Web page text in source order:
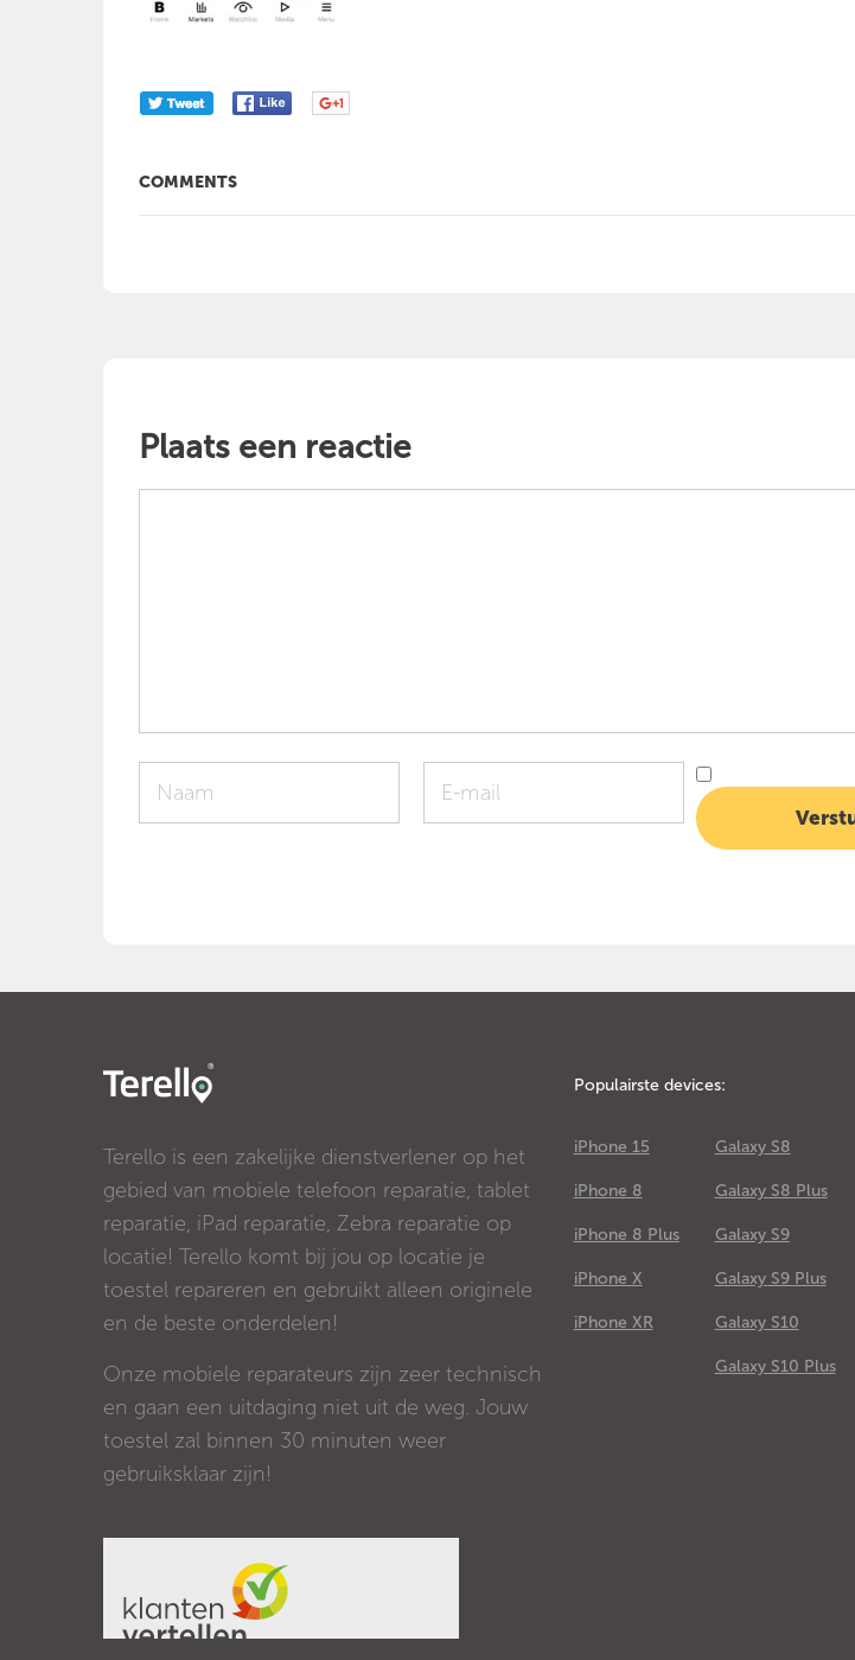
COMMENTS
Plaats een reactie
Terello is een zakelijke dienstverlener op het
gebied van mobiele telefoon reparatie, tablet
reparatie, iPad reparatie, Zebra reparatie op
locatie! Terello komt bij jou op locatie je
toestel repareren en gebruikt alleen originele
en de beste onderdelen!
Onze mobiele reparateurs zijn zeer technisch
en gaan een uitdaging niet uit de weg. Jouw
toestel zal binnen 30 minuten weer
gebruiksklaar zijn!
Populairste devices:
iPhone 15
iPhone 8
iPhone 8 Plus
iPhone X
iPhone XR
Galaxy S8
Galaxy S8 Plus
Galaxy S9
Galaxy S9 Plus
Galaxy S10
Galaxy S10 Plus